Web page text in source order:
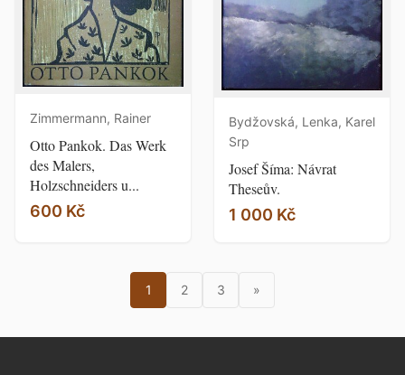
Zimmermann, Rainer
Otto Pankok. Das Werk
des Malers,
Holzschneiders u...
600 Kč
Bydžovská, Lenka, Karel
Srp
Josef Šíma: Návrat
Theseův.
1 000 Kč
1 2 3 »